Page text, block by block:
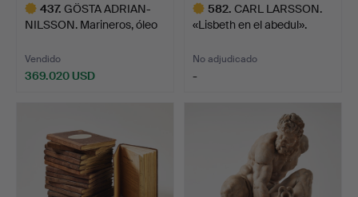
437. GÖSTA ADRIAN-
NILSSON. Marineros, óleo
Vendido
369.020 USD
582. CARL LARSSON.
«Lisbeth en el abedul».
No adjudicado
-